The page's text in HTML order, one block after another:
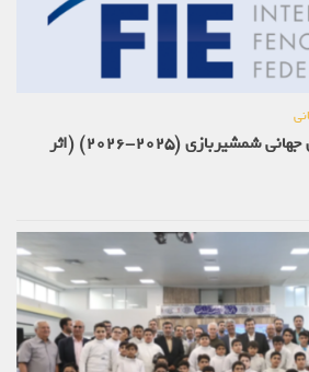
قوانین تکنیکی فدراسیون جهانی شمشیربازی (2025-2026) (اثر